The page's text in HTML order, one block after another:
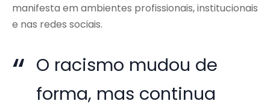
manifesta em ambientes profissionais, institucionais
e nas redes sociais.
O racismo mudou de
forma, mas continua